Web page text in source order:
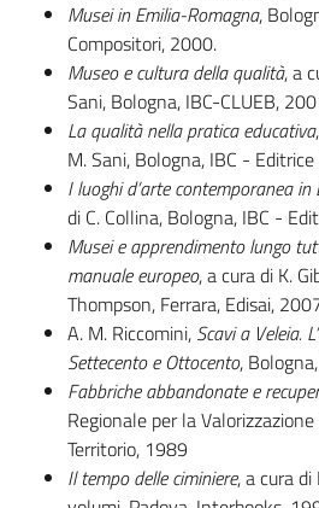
Musei in Emilia-Romagna,
Compositori, 2000.
Museo e cultura della qualità, a
Sani, Bologna, IBC-CLUEB,
La qualità nella pratica educativa
M. Sani, Bologna, IBC -
I luoghi d’arte contemporanea
di C. Collina, Bologna, IBC -
Musei e apprendimento lungo
manuale europeo, a cura di K.
Thompson, Ferrara, Edisai,
A. M. Riccomini, Scavi a Veleia.
Settecento e Ottocento,
Fabbriche abbandonate e
Regionale per la
Territorio, 1989
Il tempo delle ciminiere, a cura di